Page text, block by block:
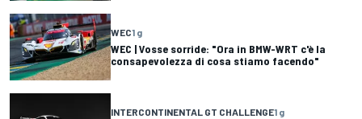
WEC1 g
WEC | Vosse sorride: "Ora in BMW-WRT c'è la
consapevolezza di cosa stiamo facendo"
INTERCONTINENTAL GT CHALLENGE1 g